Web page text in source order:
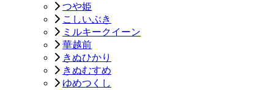
つや姫
こしいぶき
ミルキークイーン
華越前
きぬひかり
きぬむすめ
ゆめつくし